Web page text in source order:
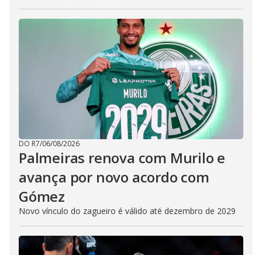
DO R7/06/08/2026
Palmeiras renova com Murilo e
avança por novo acordo com
Gómez
Novo vínculo do zagueiro é válido até dezembro de 2029